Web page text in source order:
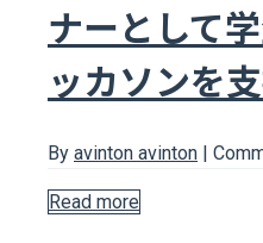
ナーとして
ッカソンを
By avinton avinton
Read more